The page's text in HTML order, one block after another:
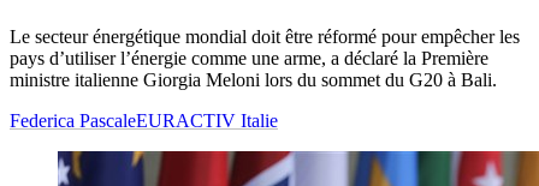
Le secteur énergétique mondial doit être réformé pour empêcher les
pays d’utiliser l’énergie comme une arme, a déclaré la Première
ministre italienne Giorgia Meloni lors du sommet du G20 à Bali.
Federica PascaleEURACTIV Italie